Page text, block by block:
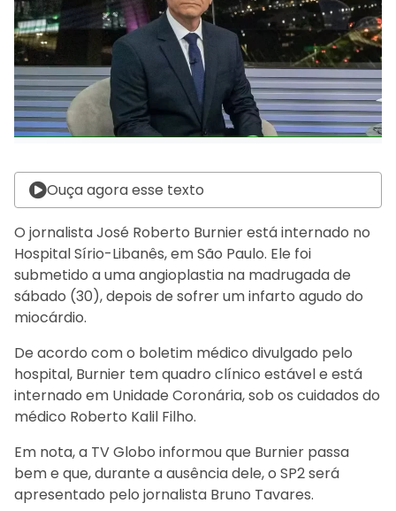
Ouça agora esse texto
O jornalista José Roberto Burnier está internado no
Hospital Sírio-Libanês, em São Paulo. Ele foi
submetido a uma angioplastia na madrugada de
sábado (30), depois de sofrer um infarto agudo do
miocárdio.
De acordo com o boletim médico divulgado pelo
hospital, Burnier tem quadro clínico estável e está
internado em Unidade Coronária, sob os cuidados do
médico Roberto Kalil Filho.
Em nota, a TV Globo informou que Burnier passa
bem e que, durante a ausência dele, o SP2 será
apresentado pelo jornalista Bruno Tavares.